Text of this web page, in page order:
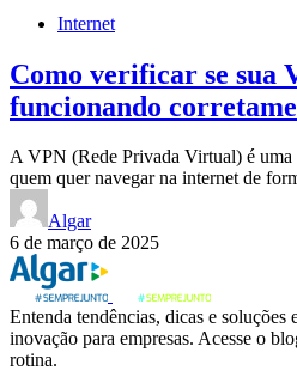
Internet
Como verificar se sua
funcionando
A VPN (Rede Privada Virtual) é uma
quem quer navegar na internet de
Algar
6 de março de 2025
Entenda tendências, dicas e
inovação para empresas. Acesse o
rotina.